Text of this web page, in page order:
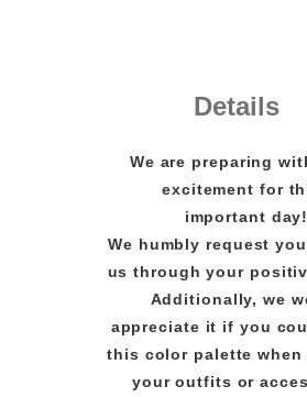
We are preparing
excitement for
important day!
We humbly request
us through your
Additionally, we
appreciate it if you
this color palette when
your outfits or
Details